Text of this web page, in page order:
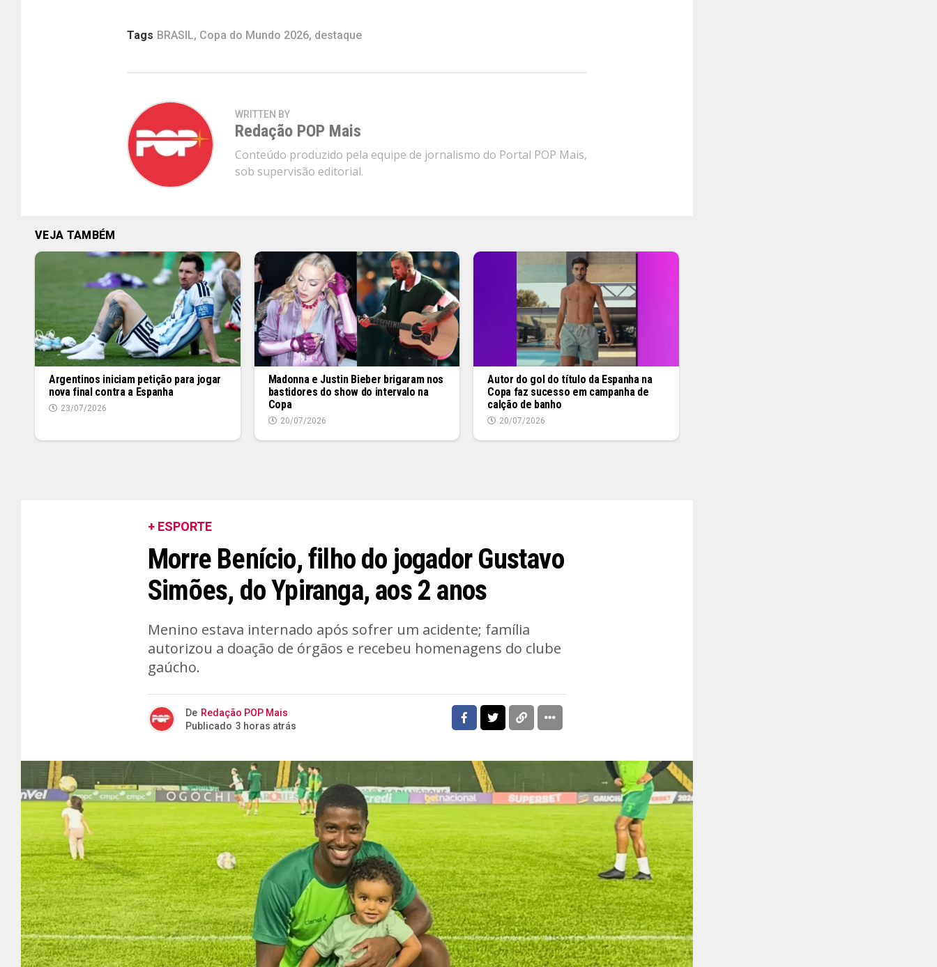
Tags BRASIL, Copa do Mundo 2026, destaque
WRITTEN BY
Redação POP Mais
Conteúdo produzido pela equipe de jornalismo do Portal POP Mais,
sob supervisão editorial.
VEJA TAMBÉM
Argentinos iniciam petição para jogar
nova final contra a Espanha
23/07/2026
Madonna e Justin Bieber brigaram nos
bastidores do show do intervalo na
Copa
20/07/2026
Autor do gol do título da Espanha na
Copa faz sucesso em campanha de
calção de banho
20/07/2026
+ ESPORTE
Morre Benício, filho do jogador Gustavo
Simões, do Ypiranga, aos 2 anos
Menino estava internado após sofrer um acidente; família
autorizou a doação de órgãos e recebeu homenagens do clube
gaúcho.
De Redação POP Mais
Publicado 3 horas atrás